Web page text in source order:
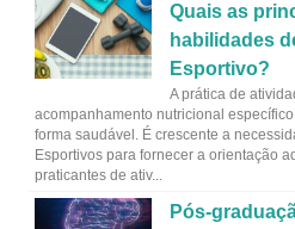
Quais as
habilidades
Esportivo?
A prática de
acompanhamento nutricional
forma saudável. É crescente a
Esportivos para fornecer a orientação
praticantes de ativ...
Pós-